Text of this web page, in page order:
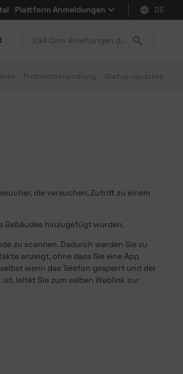
Plattform Anmeldungen DE
Problembehandlung Status-Updates
die versuchen, Zutritt zu einem
Gebäudes hinzugefügt wurden.
zu scannen. Dadurch werden Sie zu
anzeigt, ohne dass Sie eine App
wenn das Telefon gesperrt und der
leitet Sie zum selben Weblink zur